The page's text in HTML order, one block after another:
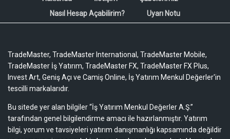
Nasıl Hesap Açabilirim?
Uyarı Notu
TradeMaster, TradeMaster International, TradeMaster Mobile,
TradeMaster İş Yatırım, TradeMaster FX, TradeMaster FX Plus,
Invest Art, Geniş Açı ve Camiş Online, İş Yatırım Menkul Değerler'in
tescilli markalarıdır.
Bu sitede yer alan bilgiler “İş Yatırım Menkul Değerler A.Ş.”
tarafından genel bilgilendirme amacı ile hazırlanmıştır. Yatırım
bilgi, yorum ve tavsiyeleri yatırım danışmanlığı kapsamında değildir